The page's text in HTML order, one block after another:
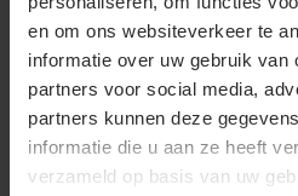
en om ons websiteverkeer te
informatie over uw gebruik van
partners voor social media,
partners kunnen deze
informatie die u aan ze heeft
verzameld op basis van uw
Vragen? Neem
op met onze
klantenservice